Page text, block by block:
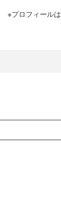
※プロフィール